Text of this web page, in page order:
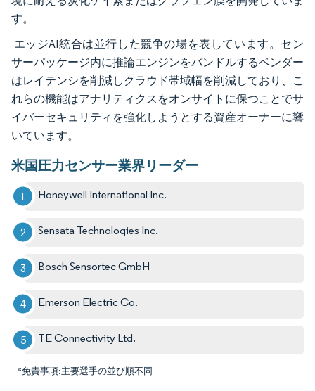
す。
エッジAI統合は並行した競争の場を表しています。セン
サーパッケージ内に推論エンジンをバンドルするベンダー
はレイテンシを削減しクラウド帯域幅を削減しており、こ
れらの機能はアナリティクスをオンサイトに保つことでサ
イバーセキュリティを強化しようとする資産オーナーに響
いています。
米国圧力センサー業界リーダー
Honeywell International Inc.
Sensata Technologies Inc.
Bosch Sensortec GmbH
Emerson Electric Co.
TE Connectivity Ltd.
*免責事項:主要選手の並び順不同